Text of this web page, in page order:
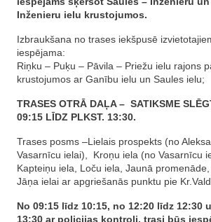
Inženieru ielu krustojumos.
Izbraukšana no trases iekšpusē
iespējama:
Riņku – Puķu – Pāvila – Priežu ielu rajons
krustojumos ar Ganību ielu un Saules ielu;
TRASES OTRĀ DAĻA – SATIKSME
09:15 LĪDZ PLKST. 13:30.
Trases posms –Lielais prospekts (no
Vasarnīcu ielai), Kroņu iela (no Vasarnīcu
Kapteiņu iela, Loču iela, Jaunā
Jāņa ielai ar apgriešanās punktu pie
No 09:15 līdz 10:15, no 12:20 līdz 12:30
13:30 ar policijas kontroli, trasi būs